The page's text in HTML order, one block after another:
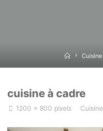
HomeCuisine
cuisine à cadre
Full1200 × 800 pixels Cuisine